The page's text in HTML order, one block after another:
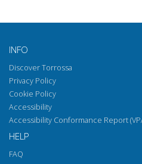
INFO
Discover Torrossa
Privacy Policy
Cookie Policy
Accessibility
Accessibility Conformance Report
HELP
FAQ